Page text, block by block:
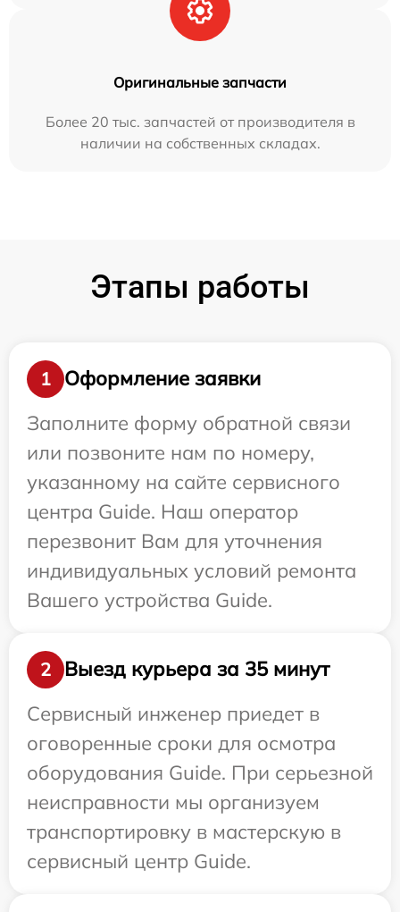
Оригинальные запчасти
Более 20 тыс. запчастей от производителя в
наличии на собственных складах.
Этапы работы
1
Оформление заявки
Заполните форму обратной связи
или позвоните нам по номеру,
указанному на сайте сервисного
центра Guide. Наш оператор
перезвонит Вам для уточнения
индивидуальных условий ремонта
Вашего устройства Guide.
2
Выезд курьера за 35 минут
Сервисный инженер приедет в
оговоренные сроки для осмотра
оборудования Guide. При серьезной
неисправности мы организуем
транспортировку в мастерскую в
сервисный центр Guide.